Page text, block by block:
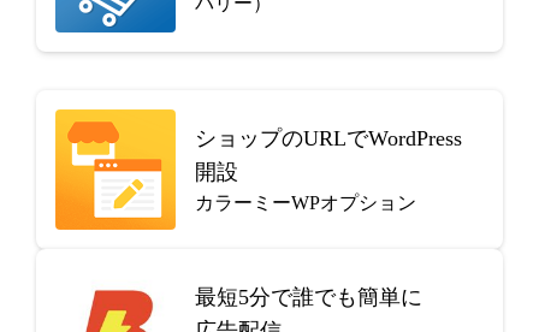
ショップのURLでWordPress
開設
カラーミーWPオプション
最短5分で誰でも簡単に